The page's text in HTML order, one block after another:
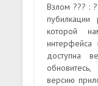
Взлом ??? :
которой
доступна
версию